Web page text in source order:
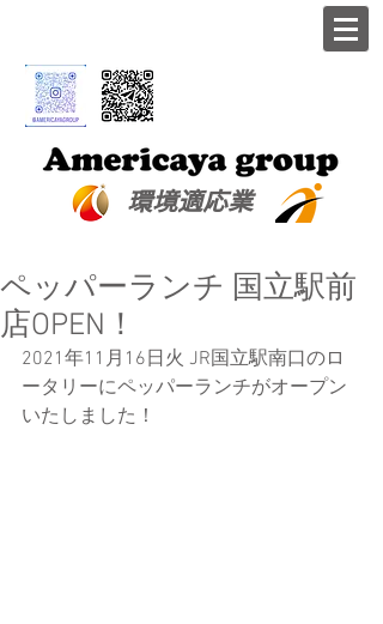
​環境適応業
ペッパーランチ 国立駅前
店OPEN！
2021年11月16日火 JR国立駅南口のロ
ータリーにペッパーランチがオープン
いたしました！